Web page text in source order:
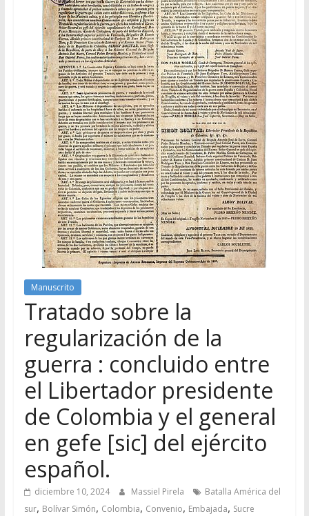
Manuscrito
Tratado sobre la
regularización de la
guerra : concluido entre
el Libertador presidente
de Colombia y el general
en gefe [sic] del ejército
español.
diciembre 10, 2024 Massiel Pirela
Batalla América del
sur, Bolívar Simón, Colombia, Convenio, Embajada, Sucre